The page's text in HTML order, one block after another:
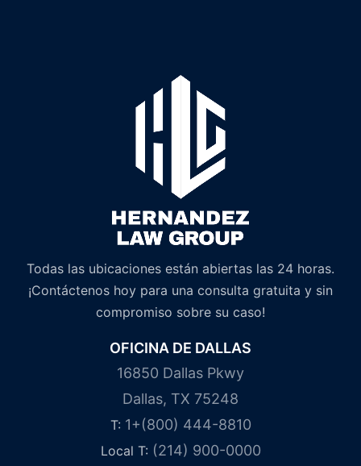
Todas las ubicaciones están abiertas las 24 horas.
¡Contáctenos hoy para una consulta gratuita y sin
compromiso sobre su caso!
OFICINA DE DALLAS
16850 Dallas Pkwy
Dallas, TX 75248
T: 1+(800) 444-8810
Local T: (214) 900-0000